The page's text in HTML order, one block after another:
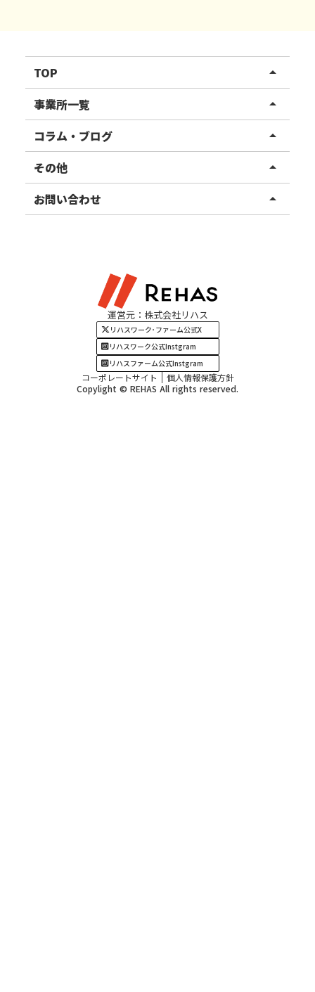
TOP arrow_drop_up
リハスワーク
リハスファーム
事業所一覧 arrow_drop_up
関東エリア
東北エリア
甲信越エリア
四国・九州エリア
コラム・ブログ arrow_drop_up
事業所ブログ
ご利用者様の声
その他 arrow_drop_up
お知らせ
お問い合わせ arrow_drop_up
運営元：株式会社リハス
リハスワーク･ファーム公式X
リハスワーク公式Instgram
リハスファーム公式Instgram
コーポレートサイト
個人情報保護方針
Copylight © REHAS All rights reserved.